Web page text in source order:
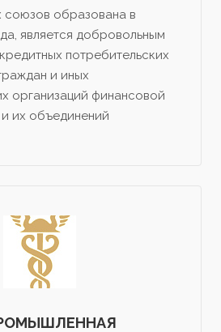
союзов образована в
является добровольным
потребительских
и иных
организаций финансовой
их объединений